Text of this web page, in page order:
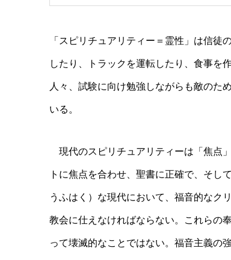
「スピリチュアリティー＝霊性」は信
したり、トラックを運転したり、食事を
人々、試験に向け勉強しながらも敵のた
いる。
現代のスピリチュアリティーは「焦点
トに焦点を合わせ、聖書に正確で、そし
うふはく）な現代において、福音的なク
教会に仕えなければならない。これらの
って壊滅的なことではない。福音主義の